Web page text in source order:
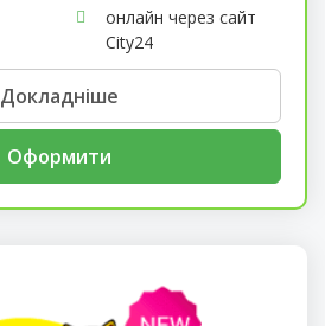
онлайн через сайт
City24
Докладніше
Оформити